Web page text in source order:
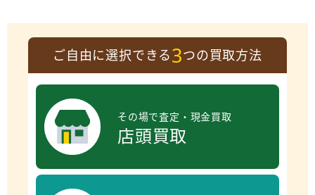
ご自由に選択できる3つの買取方法
その場で査定・現金買取
店頭買取